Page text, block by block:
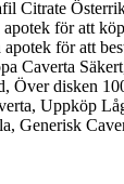
Citrate
för att
för att
Caverta
Över disken
Uppköp
Generisk